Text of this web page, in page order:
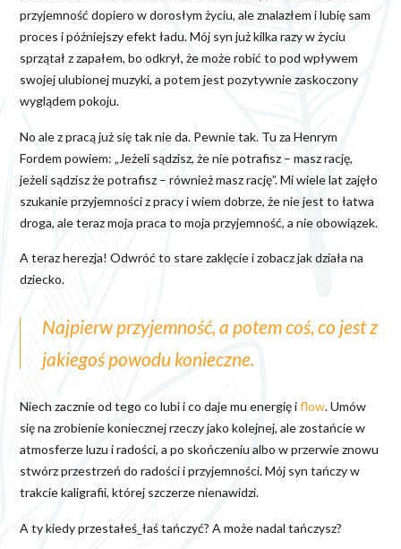
przyjemność dopiero w dorosłym życiu, ale znalazłem i lubię sam
proces i późniejszy efekt ładu. Mój syn już kilka razy w życiu
sprzątał z zapałem, bo odkrył, że może robić to pod wpływem
swojej ulubionej muzyki, a potem jest pozytywnie zaskoczony
wyglądem pokoju.
No ale z pracą już się tak nie da. Pewnie tak. Tu za Henrym
Fordem powiem: „Jeżeli sądzisz, że nie potrafisz – masz rację,
jeżeli sądzisz że potrafisz – również masz rację”. Mi wiele lat zajęło
szukanie przyjemności z pracy i wiem dobrze, że nie jest to łatwa
droga, ale teraz moja praca to moja przyjemność, a nie obowiązek.
A teraz herezja! Odwróć to stare zaklęcie i zobacz jak działa na
dziecko.
Najpierw przyjemność, a potem coś, co jest z
jakiegoś powodu konieczne.
Niech zacznie od tego co lubi i co daje mu energię iflow. Umów
się na zrobienie koniecznej rzeczy jako kolejnej, ale zostańcie w
atmosferze luzu i radości, a po skończeniu albo w przerwie znowu
stwórz przestrzeń do radości i przyjemności. Mój syn tańczy w
trakcie kaligrafii, której szczerze nienawidzi.
A ty kiedy przestałeś_łaś tańczyć? A może nadal tańczysz?